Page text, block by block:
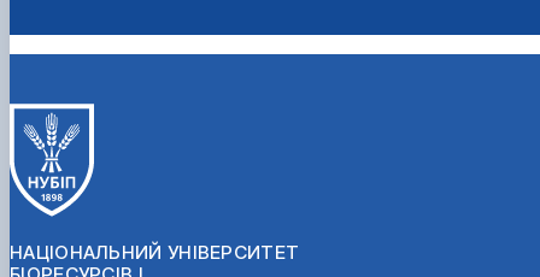
НАЦІОНАЛЬНИЙ УНІВЕРСИТЕТ